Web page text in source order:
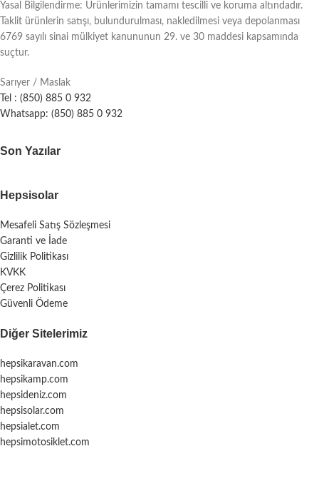
Yasal Bilgilendirme: Ürünlerimizin tamamı tescilli ve koruma altındadır.
Taklit ürünlerin satışı, bulundurulması, nakledilmesi veya depolanması
6769 sayılı sinai mülkiyet kanununun 29. ve 30 maddesi kapsamında
suçtur.
Sarıyer / Maslak
Tel : (850) 885 0 932
Whatsapp: (850) 885 0 932
Son Yazılar
Hepsisolar
Mesafeli Satış Sözleşmesi
Garanti ve İade
Gizlilik Politikası
KVKK
Çerez Politikası
Güvenli Ödeme
Diğer Sitelerimiz
hepsikaravan.com
hepsikamp.com
hepsideniz.com
hepsisolar.com
hepsialet.com
hepsimotosiklet.com